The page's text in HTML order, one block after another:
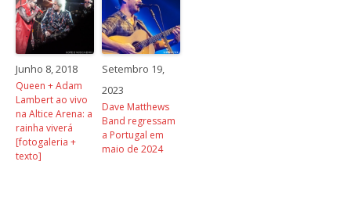
Junho 8, 2018
Queen + Adam
Lambert ao vivo
na Altice Arena: a
rainha viverá
[fotogaleria +
texto]
Setembro 19,
2023
Dave Matthews
Band regressam
a Portugal em
maio de 2024